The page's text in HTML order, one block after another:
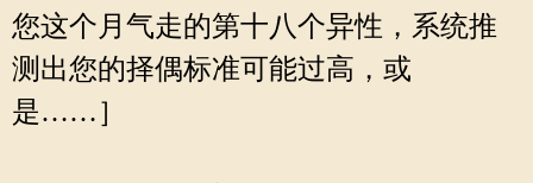
您这个月气走的第十八个异性，系统推
测出您的择偶标准可能过高，或
是……］